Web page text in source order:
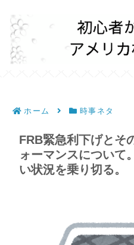
ホーム 時事ネタ
FRB緊急利下げとそ
ォーマンスについて
い状況を乗り切る。